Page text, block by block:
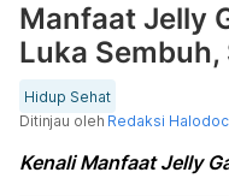
Manfaat Jelly
Luka Sembuh,
Hidup Sehat
Ditinjau oleh Redaksi Halodoc
Kenali Manfaat Jelly